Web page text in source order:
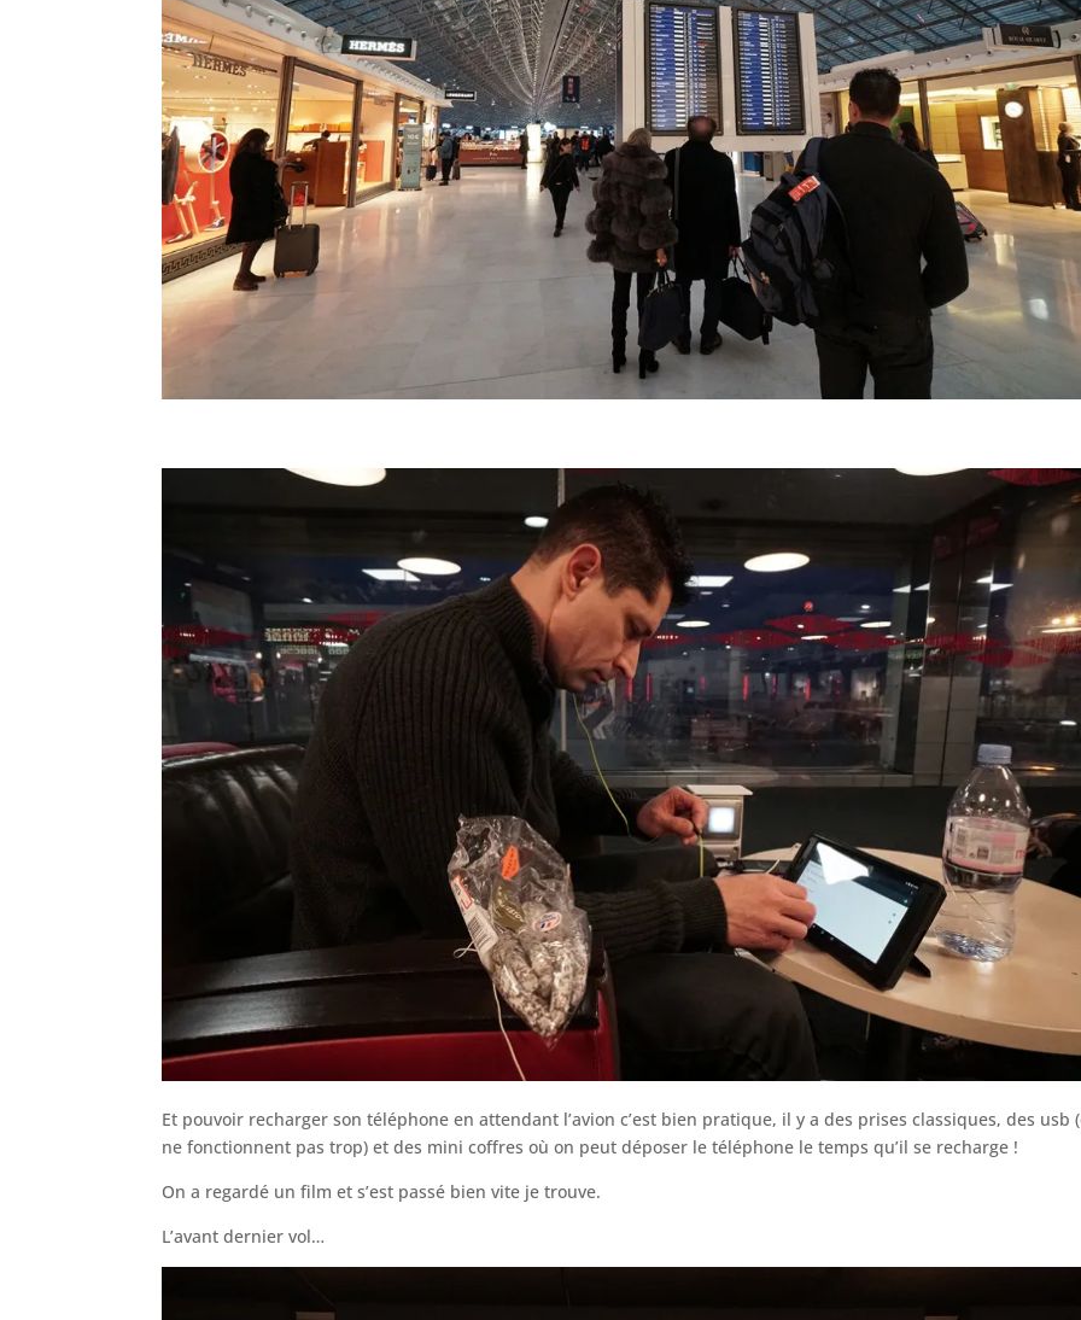
Et pouvoir recharger son téléphone en attendant l’avion c’est bien pratique, il y a des prises classiques, des usb
ne fonctionnent pas trop) et des mini coffres où on peut déposer le téléphone le temps qu’il se recharge !
On a regardé un film et s’est passé bien vite je trouve.
L’avant dernier vol…